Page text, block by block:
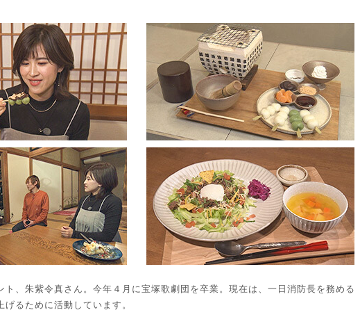
ト、朱紫令真さん。今年４月に宝塚歌劇団を卒業。現在は、一日消防長を務める
げるために活動しています。